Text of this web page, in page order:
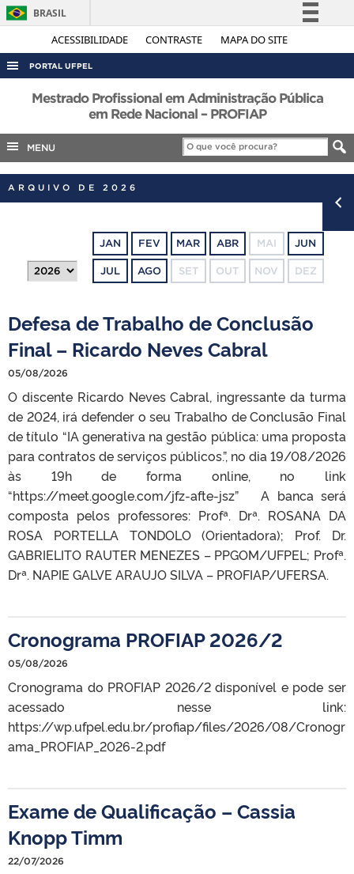
ACESSIBILIDADE CONTRASTE MAPA DO SITE
BRASIL
Simplifique!
Acesso à informação
Legislação
Canais
PORTAL UFPEL
ACESSO À INFORMAÇÃO
COBALTO
CONCURSOS
PORTARIAS
Mestrado Profissional em Administração Pública
em Rede Nacional – PROFIAP
MENU
ARQUIVO DE 2026
JAN FEV MAR ABR MAI JUN
JUL AGO SET OUT NOV DEZ
Defesa de Trabalho de Conclusão
Final – Ricardo Neves Cabral
05/08/2026
O discente Ricardo Neves Cabral, ingressante da turma
de 2024, irá defender o seu Trabalho de Conclusão Final
de título “IA generativa na gestão pública: uma proposta
para contratos de serviços públicos.”, no dia 19/08/2026
às 19h de forma online, no link
“https://meet.google.com/jfz-afte-jsz” A banca será
composta pelos professores: Profª. Drª. ROSANA DA
ROSA PORTELLA TONDOLO (Orientadora); Prof. Dr.
GABRIELITO RAUTER MENEZES – PPGOM/UFPEL; Profª.
Drª. NAPIE GALVE ARAUJO SILVA – PROFIAP/UFERSA.
Cronograma PROFIAP 2026/2
05/08/2026
Cronograma do PROFIAP 2026/2 disponível e pode ser
acessado nesse link:
https://wp.ufpel.edu.br/profiap/files/2026/08/Cronogr
ama_PROFIAP_2026-2.pdf
Exame de Qualificação – Cassia
Knopp Timm
22/07/2026